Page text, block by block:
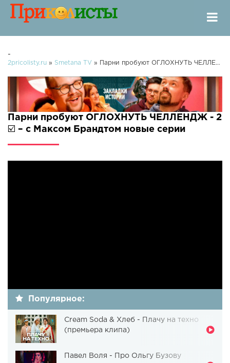
-
2pricolisty.ru » Smetana TV » Парни пробуют ОГЛОХНУТЬ ЧЕЛЛЕНДЖ - 2 ☑️ – с Максом Брандтом
Парни пробуют ОГЛОХНУТЬ ЧЕЛЛЕНДЖ - 2
☑️ – с Максом Брандтом новые серии
Популярное:
Cream Soda & Хлеб - Плачу на техно
(премьера клипа)
Павел Воля - Про Ольгу Бузову